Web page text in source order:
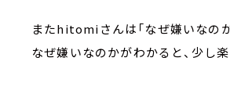
またhitomiさんは「なぜ嫌いなの
なぜ嫌いなのかがわかると、少し